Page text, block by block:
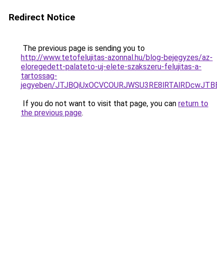
Redirect Notice
The previous page is sending you to
http://www.tetofelujitas-azonnal.hu/blog-bejegyzes/az-
eloregedett-palateto-uj-elete-szakszeru-felujitas-a-
tartossag-
jegyeben/
If you do not want to visit that page, you can return to
the previous page.